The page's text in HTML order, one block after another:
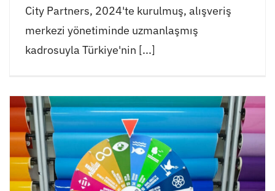
City Partners, 2024'te kurulmuş, alışveriş
merkezi yönetiminde uzmanlaşmış
kadrosuyla Türkiye'nin [...]